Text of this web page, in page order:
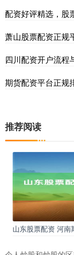
配资好评精选，股
萧山股票配资正规
四川配资开户流程
期货配资平台正规
推荐阅读
山东股票配资 河